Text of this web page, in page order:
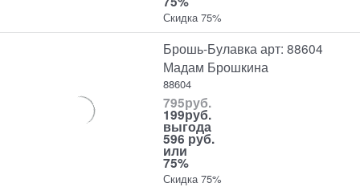
Скидка 75%
Брошь-Булавка арт: 88604
Мадам Брошкина
88604
795руб.
199руб.
выгода
596 руб.
или
75%
Скидка 75%